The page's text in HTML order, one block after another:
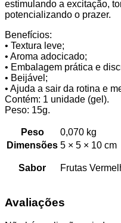
estimulando a excitação,
potencializando o prazer.
Benefícios:
• Textura leve;
• Aroma adocicado;
• Embalagem prática e
• Beijável;
• Ajuda a sair da rotina e
Contém: 1 unidade (gel).
Peso: 15g.
Peso
0,070 kg
Dimensões 5 × 5 × 10 cm
Sabor Frutas
Avaliações